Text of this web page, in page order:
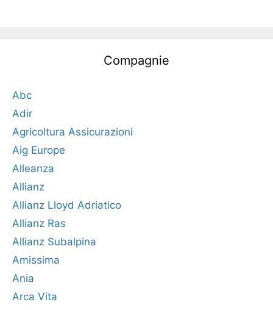
Compagnie
Abc
Adir
Agricoltura Assicurazioni
Aig Europe
Alleanza
Allianz
Allianz Lloyd Adriatico
Allianz Ras
Allianz Subalpina
Amissima
Ania
Arca Vita